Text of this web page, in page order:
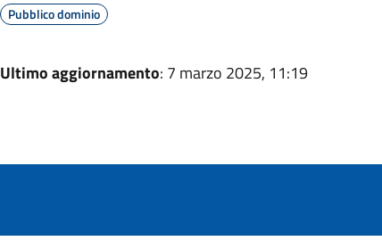
Pubblico dominio
Ultimo aggiornamento: 7 marzo 2025, 11:19